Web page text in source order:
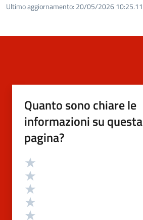
Ultimo aggiornamento: 20/05/2026 10:25.11
Quanto sono chiare le
informazioni su questa
pagina?
Valutazione